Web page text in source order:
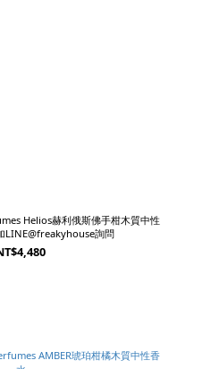
Helios赫利俄斯佛手柑木質中性
加LINE@freakyhouse詢問